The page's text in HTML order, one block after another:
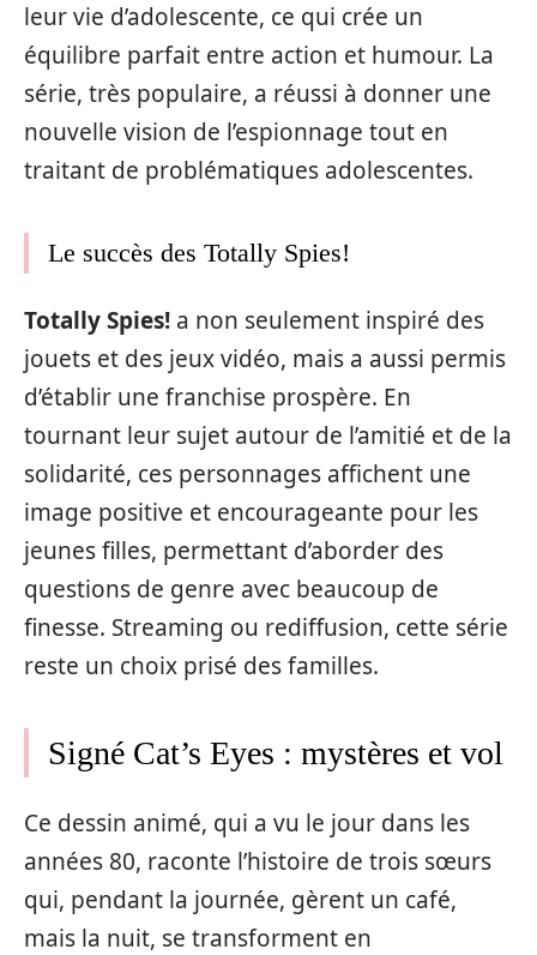
leur vie d’adolescente, ce qui crée un
équilibre parfait entre action et humour. La
série, très populaire, a réussi à donner une
nouvelle vision de l’espionnage tout en
traitant de problématiques adolescentes.
Le succès des Totally Spies!
Totally Spies! a non seulement inspiré des
jouets et des jeux vidéo, mais a aussi permis
d’établir une franchise prospère. En
tournant leur sujet autour de l’amitié et de la
solidarité, ces personnages affichent une
image positive et encourageante pour les
jeunes filles, permettant d’aborder des
questions de genre avec beaucoup de
finesse. Streaming ou rediffusion, cette série
reste un choix prisé des familles.
Signé Cat’s Eyes : mystères et vol
Ce dessin animé, qui a vu le jour dans les
années 80, raconte l’histoire de trois sœurs
qui, pendant la journée, gèrent un café,
mais la nuit, se transforment en